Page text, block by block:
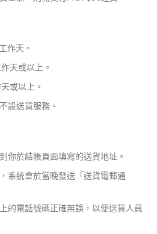
作天。
天或以上。
或以上。
設送貨服務。
你於結帳頁面填寫的送貨地址。
系統會於當晚發送「送貨電郵通
的電話號碼正確無誤，以便送貨人員